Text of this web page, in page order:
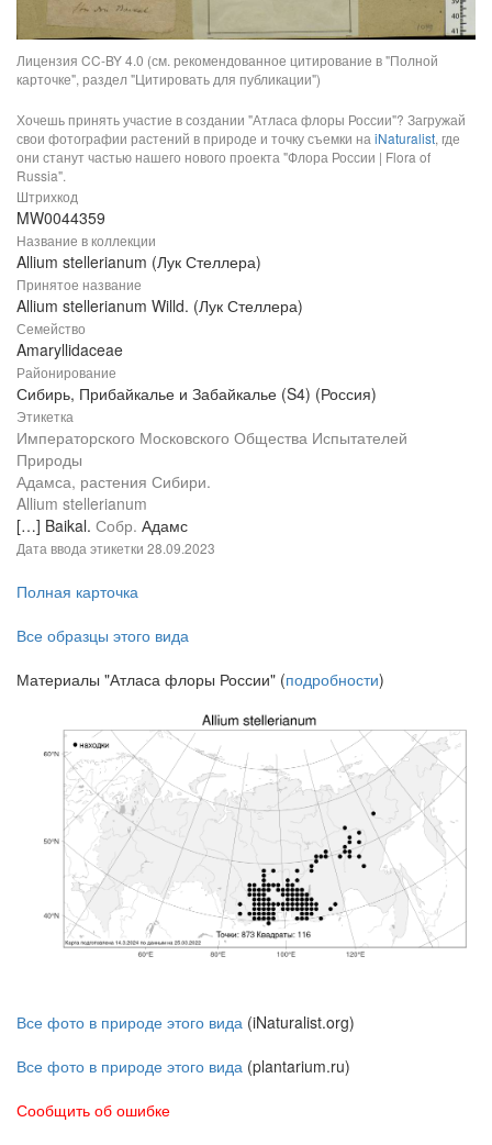
Лицензия CC-BY 4.0 (см. рекомендованное цитирование в "Полной
карточке", раздел "Цитировать для публикации")
Хочешь принять участие в создании "Атласа флоры России"? Загружай
свои фотографии растений в природе и точку съемки на iNaturalist, где
они станут частью нашего нового проекта "Флора России | Flora of
Russia".
Штрихкод
MW0044359
Название в коллекции
Allium stellerianum (Лук Стеллера)
Принятое название
Allium stellerianum Willd. (Лук Стеллера)
Семейство
Amaryllidaceae
Районирование
Сибирь, Прибайкалье и Забайкалье (S4) (Россия)
Этикетка
Императорского Московского Общества Испытателей
Природы
Адамса, растения Сибири.
Allium stellerianum
[…] Baikal. Собр. Адамс
Дата ввода этикетки 28.09.2023
Полная карточка
Все образцы этого вида
Материалы "Атласа флоры России" (подробности)
Все фото в природе этого вида (iNaturalist.org)
Все фото в природе этого вида (plantarium.ru)
Сообщить об ошибке